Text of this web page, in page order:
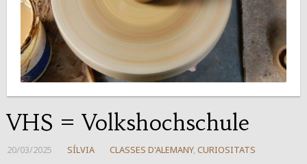
VHS = Volkshochschule
20/03/2025 SÍLVIA CLASSES D'ALEMANY, CURIOSITATS